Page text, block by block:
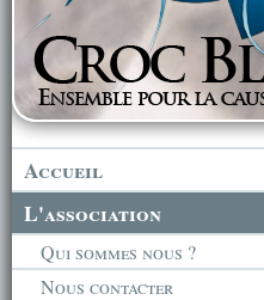
Accueil
L'association
Qui sommes nous ?
Nous contacter